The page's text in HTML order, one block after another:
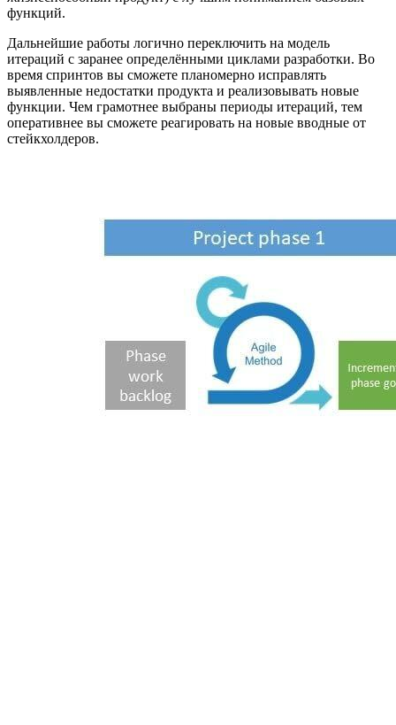
функций.
Дальнейшие работы логично переключить на модель
итераций с заранее определёнными циклами разработки. Во
время спринтов вы сможете планомерно исправлять
выявленные недостатки продукта и реализовывать новые
функции. Чем грамотнее выбраны периоды итераций, тем
оперативнее вы сможете реагировать на новые вводные от
стейкхолдеров.